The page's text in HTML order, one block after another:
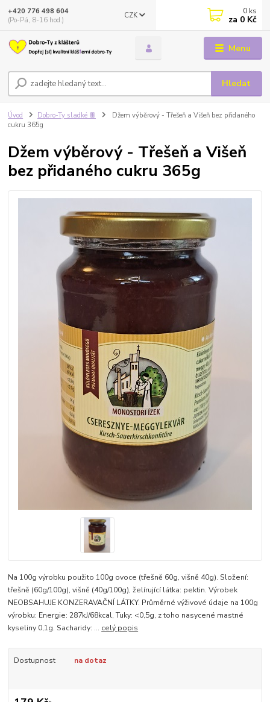
Menu
CZK
Hledat
+420 776 498 604
(Po-Pá, 8-16 hod.)
0 ks
za 0 Kč
Úvod Dobro-Ty sladké 🍫
Džem výběrový - Třešeň a Višeň bez přidaného
cukru 365g
Džem výběrový - Třešeň a Višeň
bez přidaného cukru 365g
Na 100g výrobku použito 100g ovoce (třešně 60g, višně 40g). Složení:
třešně (60g/100g), višně (40g/100g), želírující látka: pektin. Výrobek
NEOBSAHUJE KONZERAVAČNÍ LÁTKY. Průměrné výživové údaje na 100g
výrobku: Energie: 287kJ/68kcal, Tuky: <0,5g, z toho nasycené mastné
kyseliny 0,1g. Sacharidy: ... celý popis
Dostupnost na dotaz